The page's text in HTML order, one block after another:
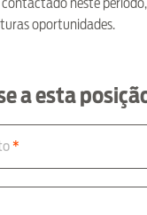
oportunidades.
a esta